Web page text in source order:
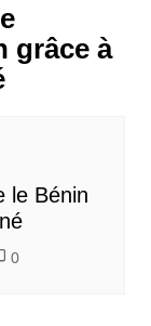
grâce à
le Bénin
0